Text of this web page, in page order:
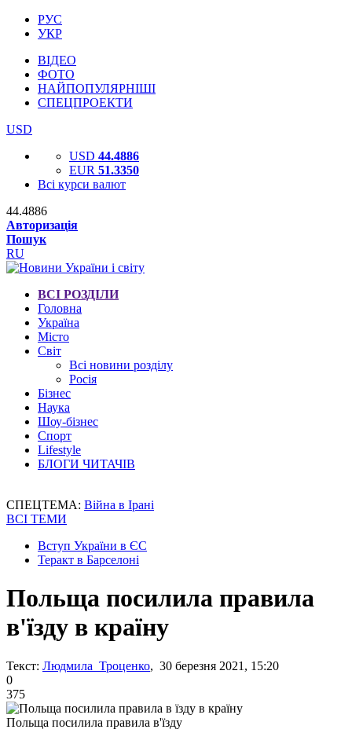
РУС
УКР
ВІДЕО
ФОТО
НАЙПОПУЛЯРНІШІ
СПЕЦПРОЕКТИ
USD
USD 44.4886
EUR 51.3350
Всі курси валют
44.4886
Авторизація
Пошук
RU
ВСІ РОЗДІЛИ
Головна
Україна
Місто
Світ
Всі новини розділу
Росія
Бізнес
Наука
Шоу-бізнес
Спорт
Lifestyle
БЛОГИ ЧИТАЧІВ
СПЕЦТЕМА: Війна в Ірані
ВСІ ТЕМИ
Вступ України в ЄС
Теракт в Барселоні
Польща посилила правила
в'їзду в країну
Текст: Людмила Троценко, 30 березня 2021, 15:20
0
375
Польща посилила правила в'їзду